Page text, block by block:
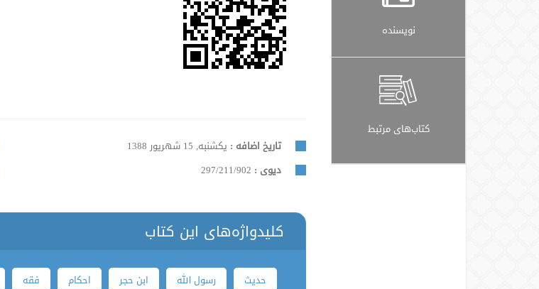
نویسنده
کتاب‌های مرتبط
تاریخ اضافه : یکشنبه, 15 شهریور 1388
دیوی : 297/211/902
کلیدواژه‌های این کتاب
حدیث رسول الله ابن حجر احکام فقه